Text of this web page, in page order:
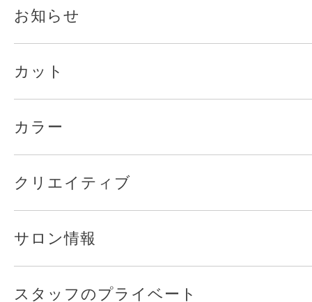
お知らせ
カット
カラー
クリエイティブ
サロン情報
スタッフのプライベート